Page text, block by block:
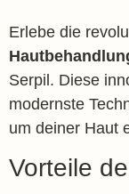
Erlebe die
Serpil. Diese
modernste
um deiner Haut
Vorteile